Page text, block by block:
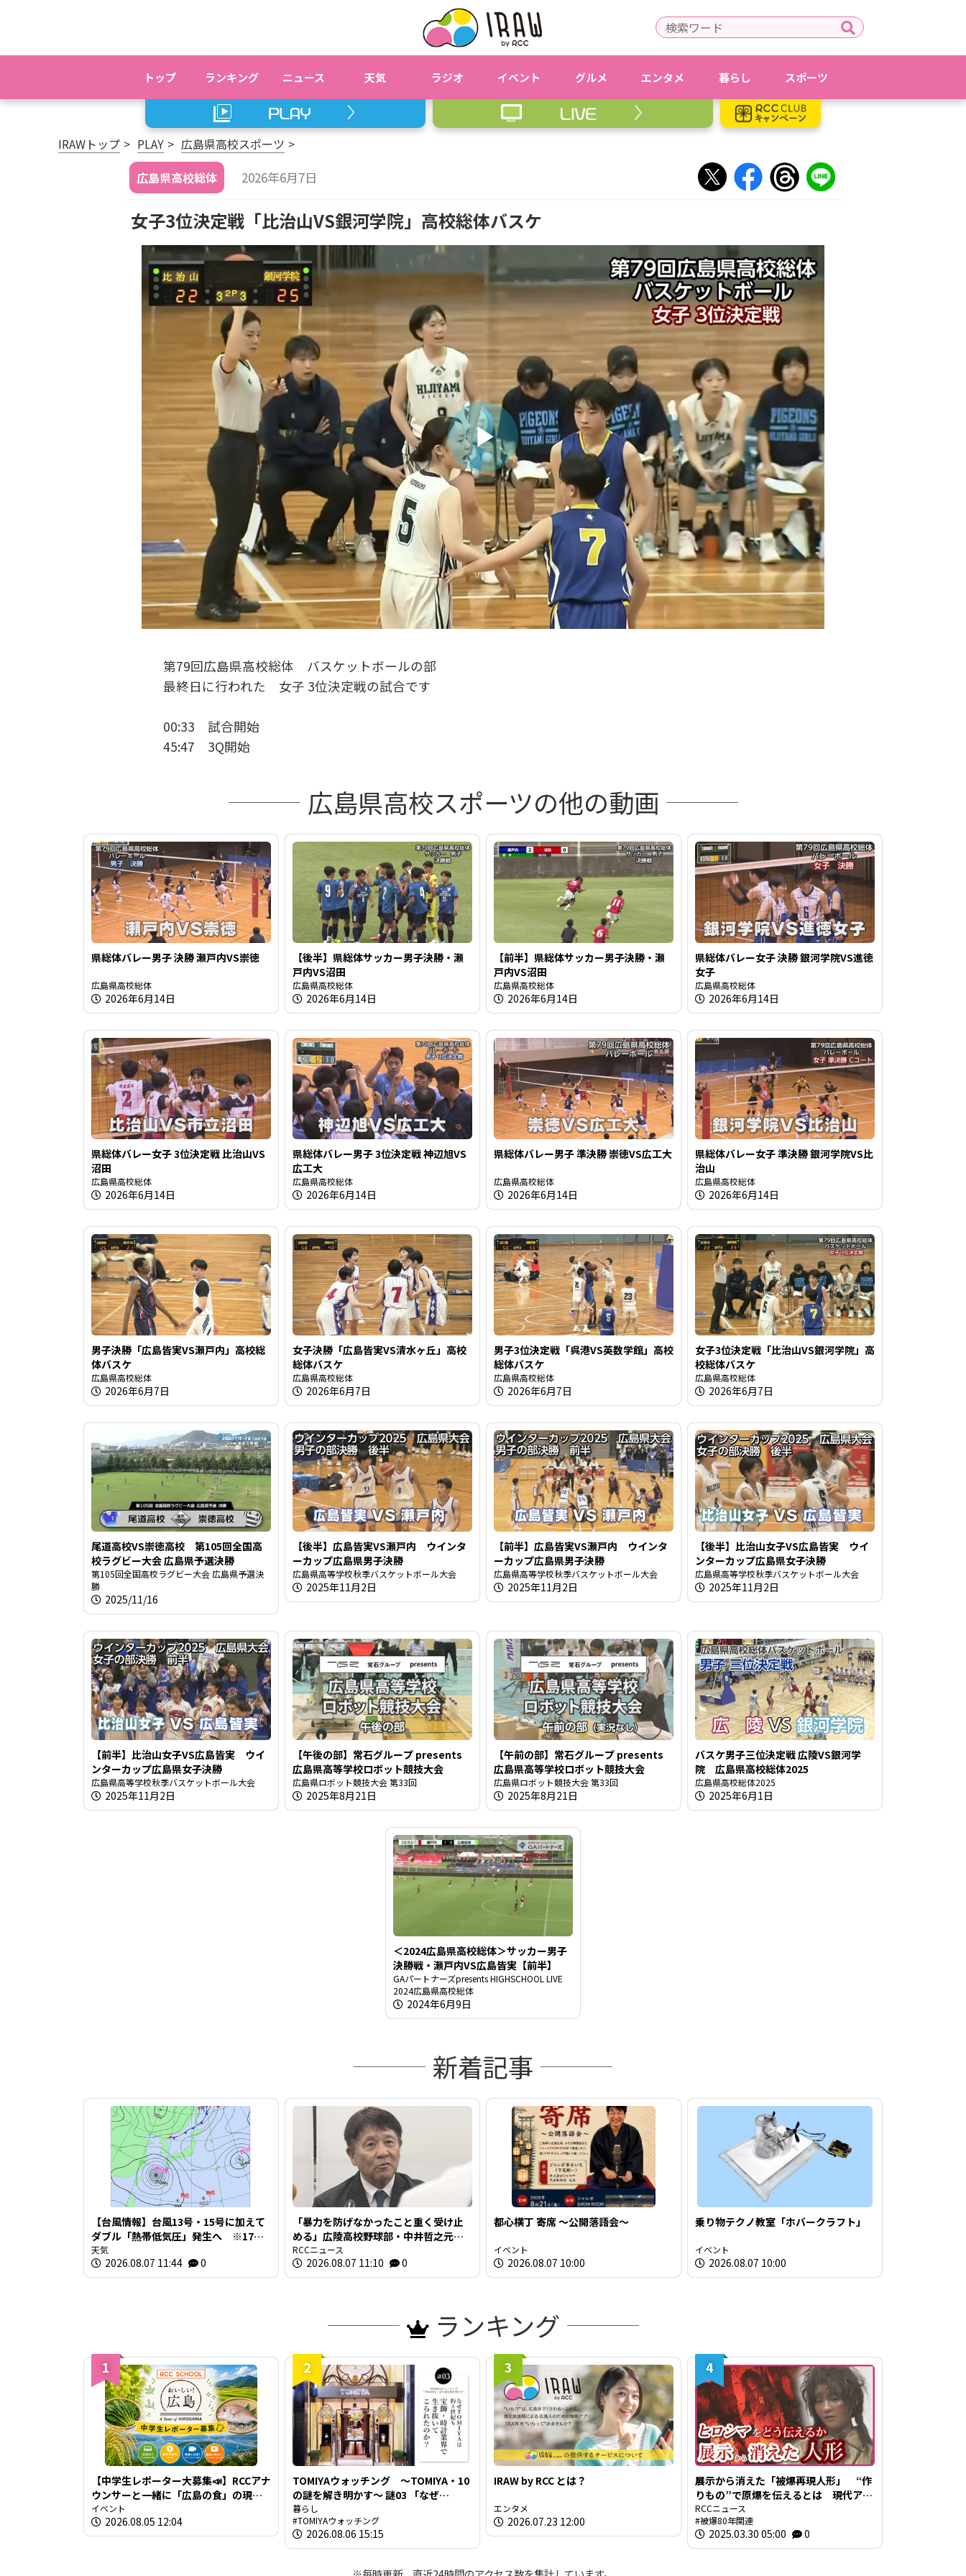
トップ ランキング ニュース 天気 ラジオ イベント グルメ エンタメ 暮らし スポーツ
IRAWトップ PLAY
広島県高校スポーツ
広島県高校総体
2026年6月7日
女子3位決定戦「比治山VS銀河学院」高校総体バスケ
ビ
デ
オ
生
す
る
第79回広島県高校総体 バスケットボールの部
最終日に行われた 女子 3位決定戦の試合です
00:33 試合開始
45:47 3Q開始
広島県高校スポーツの他の動画
県総体バレー男子 決勝 瀬戸内VS崇徳
広島県高校総体
2026年6月14日
【後半】県総体サッカー男子決勝・瀬
戸内VS沼田
広島県高校総体
2026年6月14日
【前半】県総体サッカー男子決勝・瀬
戸内VS沼田
広島県高校総体
2026年6月14日
県総体バレー女子 決勝 銀河学院VS進徳
女子
広島県高校総体
2026年6月14日
県総体バレー女子 3位決定戦 比治山VS
沼田
広島県高校総体
2026年6月14日
県総体バレー男子 3位決定戦 神辺旭VS
広工大
広島県高校総体
2026年6月14日
県総体バレー男子 準決勝 崇徳VS広工大
広島県高校総体
2026年6月14日
県総体バレー女子 準決勝 銀河学院VS比
治山
広島県高校総体
2026年6月14日
男子決勝「広島皆実VS瀬戸内」高校総
体バスケ
広島県高校総体
2026年6月7日
女子決勝「広島皆実VS清水ヶ丘」高校
総体バスケ
広島県高校総体
2026年6月7日
男子3位決定戦「呉港VS英数学館」高校
総体バスケ
広島県高校総体
2026年6月7日
女子3位決定戦「比治山VS銀河学院」高
校総体バスケ
広島県高校総体
2026年6月7日
尾道高校VS崇徳高校 第105回全国高
校ラグビー大会 広島県予選決勝
第105回全国高校ラグビー大会 広島県予選決
勝
2025/11/16
【後半】広島皆実VS瀬戸内 ウインタ
ーカップ広島県男子決勝
広島県高等学校秋季バスケットボール大会
2025年11月2日
【前半】広島皆実VS瀬戸内 ウインタ
ーカップ広島県男子決勝
広島県高等学校秋季バスケットボール大会
2025年11月2日
【後半】比治山女子VS広島皆実 ウイ
ンターカップ広島県女子決勝
広島県高等学校秋季バスケットボール大会
2025年11月2日
【前半】比治山女子VS広島皆実 ウイ
ンターカップ広島県女子決勝
広島県高等学校秋季バスケットボール大会
2025年11月2日
【午後の部】常石グループ presents
広島県高等学校ロボット競技大会
広島県ロボット競技大会 第33回
2025年8月21日
【午前の部】常石グループ presents
広島県高等学校ロボット競技大会
広島県ロボット競技大会 第33回
2025年8月21日
バスケ男子三位決定戦 広陵VS銀河学
院 広島県高校総体2025
広島県高校総体2025
2025年6月1日
＜2024広島県高校総体＞サッカー男子
決勝戦・瀬戸内VS広島皆実【前半】
GAパートナーズpresents HIGHSCHOOL LIVE
2024広島県高校総体
2024年6月9日
新着記事
【台風情報】台風13号・15号に加えて
ダブル「熱帯低気圧」発生へ ※17日
までの雨・風シミュレーション
天気
2026.08.07 11:44 0
「暴力を防げなかったこと重く受け止
める」広陵高校野球部・中井哲之元監
督が会見で謝罪 退任後初めて発言
広島
RCCニュース
2026.08.07 11:10 0
都心横丁 寄席 ～公開落語会～
イベント
2026.08.07 10:00
乗り物テクノ教室「ホバークラフト」
イベント
2026.08.07 10:00
ランキング
1
【中学生レポーター大募集📣】RCCアナ
ウンサーと一緒に「広島の食」の現場
を取材しよう！
イベント
2026.08.05 12:04
2
TOMIYAウォッチング ～TOMIYA・10
の謎を解き明かす～ 謎03 「なぜ
TOMIYAは約1世紀も宝飾・時計業界で
生き抜いてこられたのか？」
暮らし
TOMIYAウォッチング
2026.08.06 15:15
3
IRAW by RCC とは？
エンタメ
2026.07.23 12:00
4
展示から消えた「被爆再現人形」 “作
りもの”で原爆を伝えるとは 現代アー
ト作家が調査研究 人形の持つ “力” と
“危うさ”
RCCニュース
被爆80年関連
2025.03.30 05:00 0